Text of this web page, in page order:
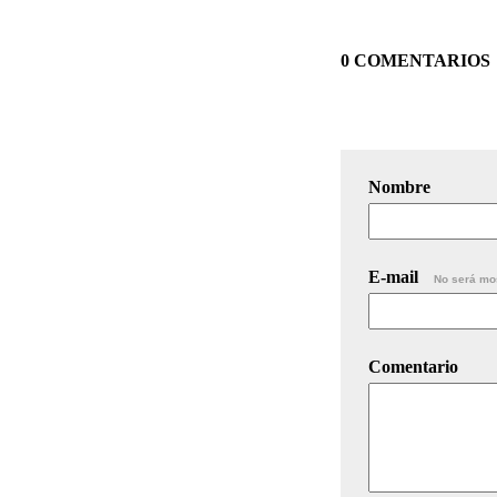
0 COMENTARIOS
Nombre
E-mail No será
Comentario